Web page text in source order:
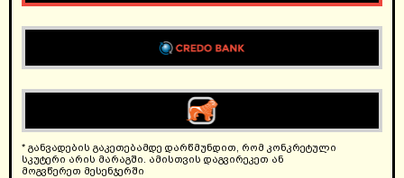
* განვადების გაკეთებამდე დარწმუნდით, რომ კონკრეტული
სკუტერი არის მარაგში. ამისთვის დაგვირეკეთ ან
მოგვწერეთ მესენჯერში